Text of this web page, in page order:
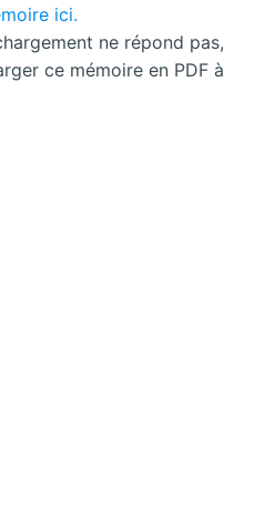
ici.
ne répond pas,
ce mémoire en PDF à